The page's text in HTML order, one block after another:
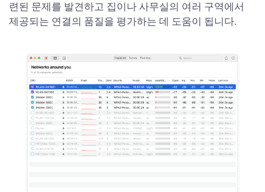
련된 문제를 발견하고 집이나 사무실의 여러 구역에서
제공되는 연결의 품질을 평가하는 데 도움이 됩니다.